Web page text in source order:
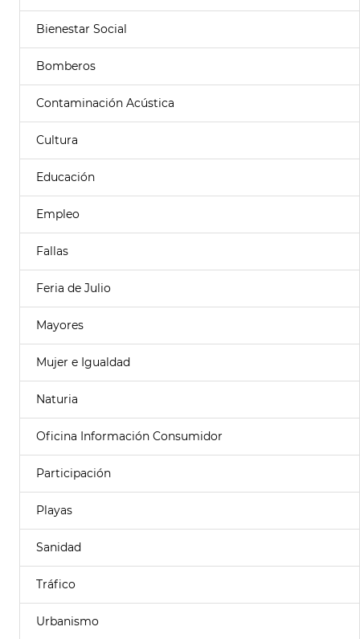
Bienestar Social
Bomberos
Contaminación Acústica
Cultura
Educación
Empleo
Fallas
Feria de Julio
Mayores
Mujer e Igualdad
Naturia
Oficina Información Consumidor
Participación
Playas
Sanidad
Tráfico
Urbanismo